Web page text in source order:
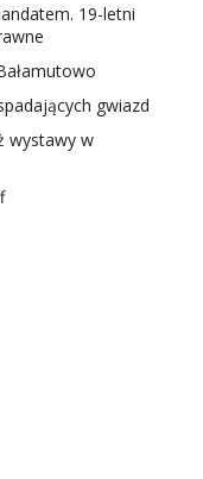
19-letni
gwiazd
wystawy w